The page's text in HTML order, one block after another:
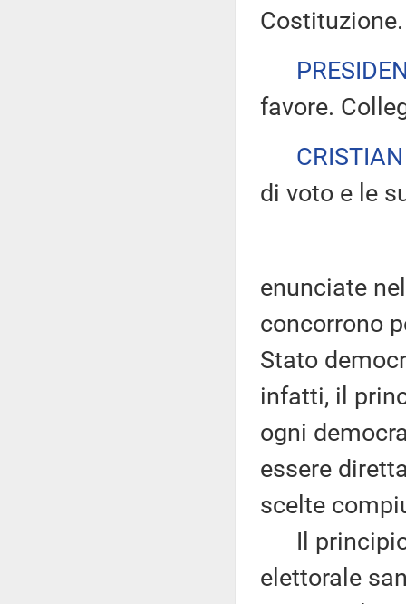
Costituzione.
favore.
di voto e le
enunciate
concorrono
Stato
infatti, il
ogni
essere
scelte
Il principio
elettorale